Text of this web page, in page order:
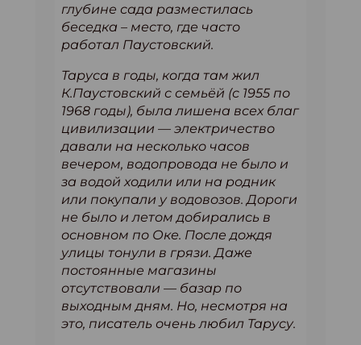
глубине сада разместилась
беседка – место, где часто
работал Паустовский.
Таруса в годы, когда там жил
К.Паустовский с семьёй (с 1955 по
1968 годы), была лишена всех благ
цивилизации — электричество
давали на несколько часов
вечером, водопровода не было и
за водой ходили или на родник
или покупали у водовозов. Дороги
не было и летом добирались в
основном по Оке. После дождя
улицы тонули в грязи. Даже
постоянные магазины
отсутствовали — базар по
выходным дням. Но, несмотря на
это, писатель очень любил Тарусу.